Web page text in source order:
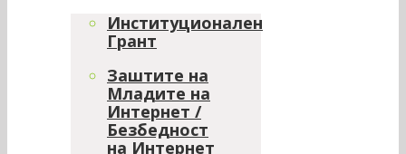
Институционален
Грант
Заштите на
Младите на
Интернет /
Безбедност
на Интернет